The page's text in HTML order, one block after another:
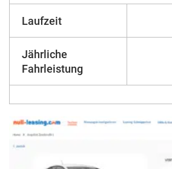
Laufzeit
Jährliche
Fahrleistung